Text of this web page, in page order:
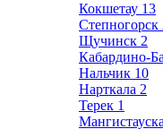
Кокшетау 13
Степногорск
Щучинск 2
Кабардино-
Нальчик 10
Нарткала 2
Терек 1